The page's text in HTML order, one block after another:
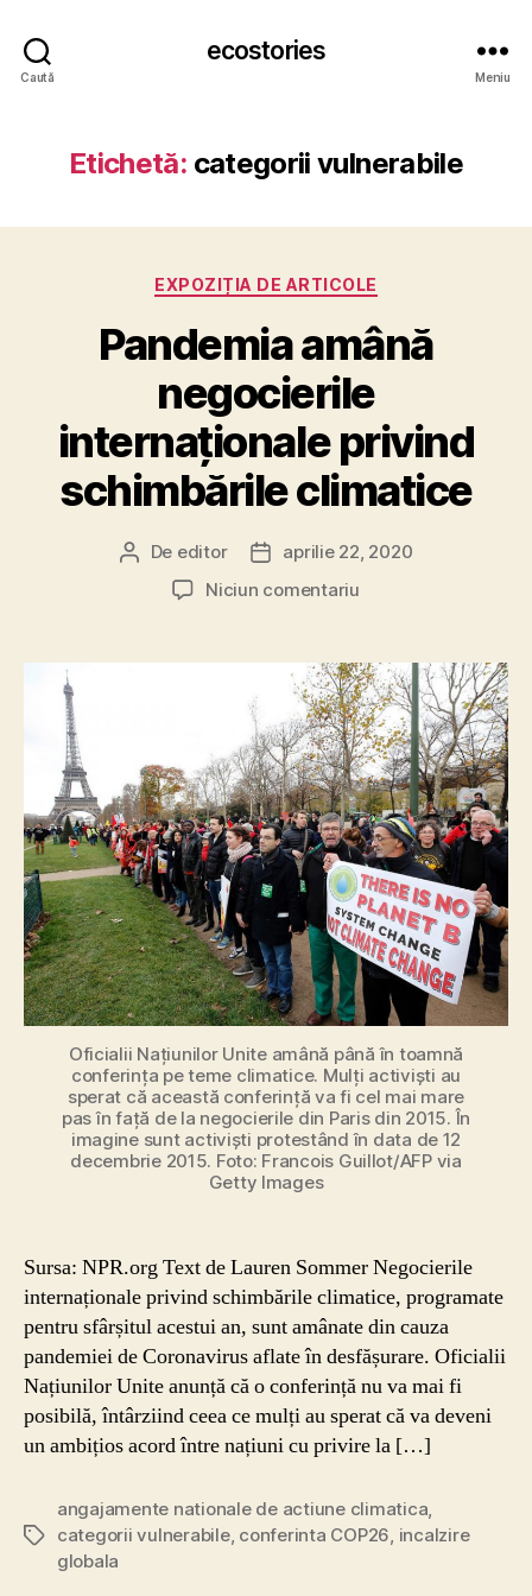
Caută
ecostories
Meniu
Etichetă: categorii vulnerabile
Categorii
EXPOZIȚIA DE ARTICOLE
Pandemia amână
negocierile
internaționale privind
schimbările climatice
Autor
articol
De editor
Datăaprilie 22, 2020
Niciun comentariula
negocierile
internaționale
privind
schimbările
climatice
Oficialii Națiunilor Unite amână până în toamnă
conferința pe teme climatice. Mulți activiști au
sperat că această conferință va fi cel mai mare
pas în față de la negocierile din Paris din 2015. În
imagine sunt activiști protestând în data de 12
decembrie 2015. Foto: Francois Guillot/AFP via
Getty Images
Sursa: NPR.org Text de Lauren Sommer Negocierile
internaționale privind schimbările climatice, programate
pentru sfârșitul acestui an, sunt amânate din cauza
pandemiei de Coronavirus aflate în desfășurare. Oficialii
Națiunilor Unite anunță că o conferință nu va mai fi
posibilă, întârziind ceea ce mulți au sperat că va deveni
un ambițios acord între națiuni cu privire la […]
Etichete
angajamente nationale de actiune climatica
categorii vulnerabile, conferinta COP26 incalzire
globala